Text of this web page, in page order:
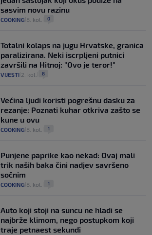
sasvim novu razinu
COOKING 8. kol. 0
Totalni kolaps na jugu Hrvatske, granica
paralizirana. Neki iscrpljeni putnici
završili na Hitnoj: "Ovo je teror!"
VIJESTI 2. kol. 8
Većina ljudi koristi pogrešnu dasku za
rezanje: Poznati kuhar otkriva zašto se
kune u ovu
COOKING 8. kol. 1
Punjene paprike kao nekad: Ovaj mali
trik naših baka čini nadjev savršeno
sočnim
COOKING 8. kol. 1
Auto koji stoji na suncu ne hladi se
najbrže klimom, nego postupkom koji
traje petnaest sekundi